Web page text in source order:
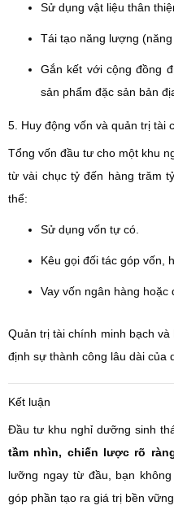
Sử dụng vật liệu thân
Tái tạo năng lượng
Gắn kết với cộng đồng
sản phẩm đặc sản bản
5. Huy động vốn và quản trị tài
Tổng vốn đầu tư cho một khu
từ vài chục tỷ đến hàng trăm
thể:
Sử dụng vốn tự có.
Kêu gọi đối tác góp vốn,
Vay vốn ngân hàng hoặc
Quản trị tài chính minh bạch
định sự thành công lâu dài của
Kết luận
Đầu tư khu nghỉ dưỡng sinh
tầm nhìn, chiến lược rõ
lưỡng ngay từ đầu, bạn
góp phần tạo ra giá trị bền